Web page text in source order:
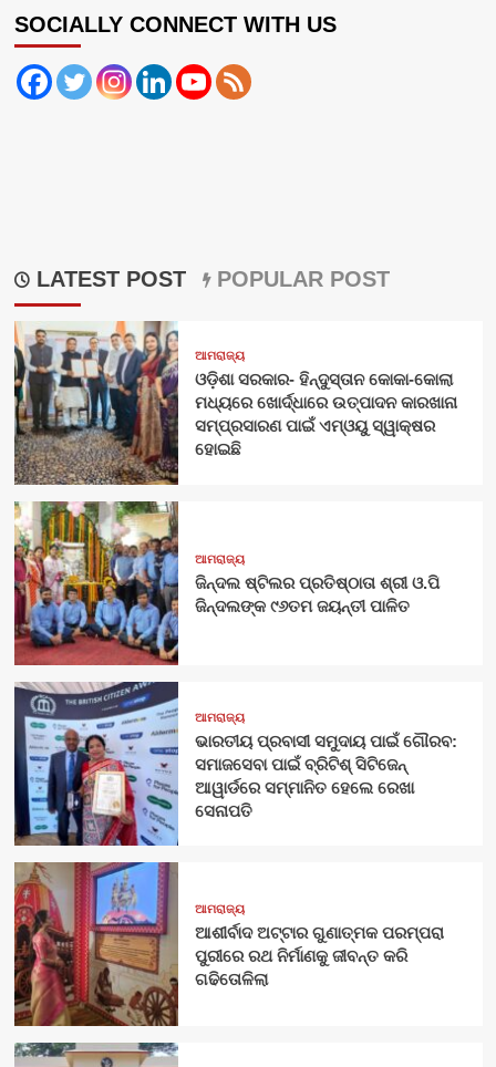
SOCIALLY CONNECT WITH US
LATEST POST POPULAR POST
ଆମରାଜ୍ୟ
ଓଡ଼ିଶା ସରକାର- ହିନ୍ଦୁସ୍ତାନ କୋକା-କୋଲା
ମଧ୍ୟରେ ଖୋର୍ଦ୍ଧାରେ ଉତ୍ପାଦନ କାରଖାନା
ସମ୍ପ୍ରସାରଣ ପାଇଁ ଏମ୍‌ଓୟୁ ସ୍ୱାକ୍ଷର
ହୋଇଛି
ଆମରାଜ୍ୟ
ଜିନ୍ଦଲ ଷ୍ଟିଲର ପ୍ରତିଷ୍ଠାତା ଶ୍ରୀ ଓ.ପି
ଜିନ୍ଦଲଙ୍କ ୯୬ତମ ଜୟନ୍ତୀ ପାଳିତ
ଆମରାଜ୍ୟ
ଭାରତୀୟ ପ୍ରବାସୀ ସମୁଦାୟ ପାଇଁ ଗୌରବ:
ସମାଜସେବା ପାଇଁ ବ୍ରିଟିଶ୍ ସିଟିଜେନ୍
ଆୱାର୍ଡରେ ସମ୍ମାନିତ ହେଲେ ରେଖା
ସେନାପତି
ଆମରାଜ୍ୟ
ଆଶୀର୍ବାଦ ଅଟ୍ଟାର ଗୁଣାତ୍ମକ ପରମ୍ପରା
ପୁରୀରେ ରଥ ନିର୍ମାଣକୁ ଜୀବନ୍ତ କରି
ଗଢିତୋଳିଲା